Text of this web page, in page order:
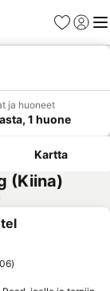
Suosikit
ja huoneet
1 huone
Kartta
(Kiina)